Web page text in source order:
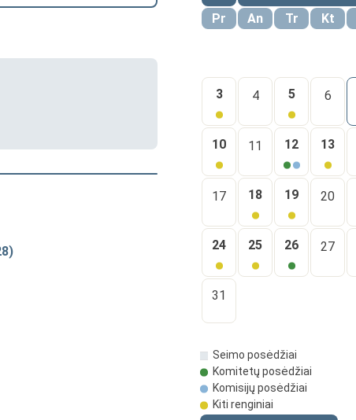
Pr An Tr Kt
3 4 5 6
10 11 12 13
17 18 19 20
24 25 26 27
31
Seimo posėdžiai
Komitetų posėdžiai
Komisijų posėdžiai
Kiti renginiai